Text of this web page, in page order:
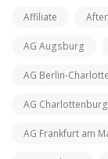
Affiliate
AG Augsburg
AG Berlin-
AG Charlottenburg
AG Frankfurt am